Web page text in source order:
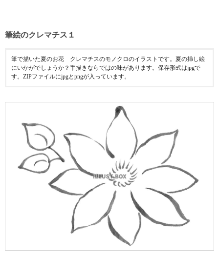
筆絵のクレマチス１
筆で描いた夏のお花 クレマチスのモノクロのイラストです。夏の挿し絵
にいかがでしょうか？手描きならではの味があります。保存形式はjpgで
す。ZIPファイルにjpgとpngが入っています。